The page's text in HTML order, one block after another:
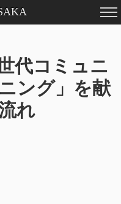
代コミュニ
ング」を献
れ